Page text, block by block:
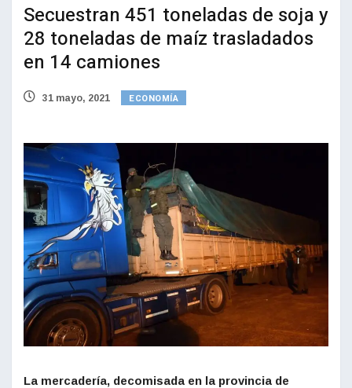
Secuestran 451 toneladas de soja y
28 toneladas de maíz trasladados
en 14 camiones
31 mayo, 2021 ECONOMÍA
La mercadería, decomisada en la provincia de